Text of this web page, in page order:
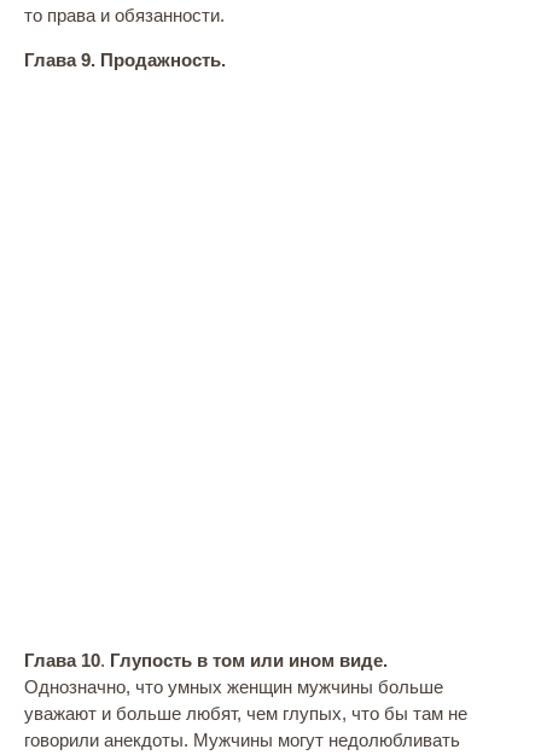
то права и обязанности.
Глава 9. Продажность.
Глава 10. Глупость в том или ином виде.
Однозначно, что умных женщин мужчины больше
уважают и больше любят, чем глупых, что бы там не
говорили анекдоты. Мужчины могут недолюбливать